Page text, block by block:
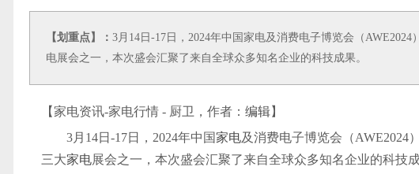
【划重点】： 3月14日-17日，2024年中国家电及消费电子博览会（
电展会之一，本次盛会汇聚了来自全球众多知名企业的科技成果。
【家电资讯-家电行情 - 厨卫，作者： 编辑】
3月14日-17日，2024年中国 家电及消费电子博览会（AWE2024
三大家电展会之一，本次盛会汇聚了来自全球众多知名企业的科技